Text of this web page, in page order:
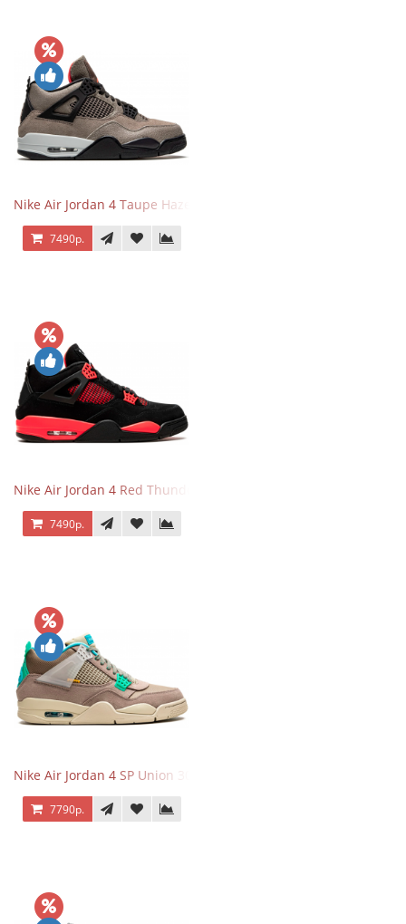
Nike Air Jordan 4 Taupe Haze
7490р.
Nike Air Jordan 4 Red Thunder
7490р.
Nike Air Jordan 4 SP Union 30th Anniversary Taupe Haze
7790р.